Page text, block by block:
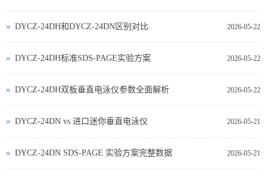
2026-05-22
DYCZ-24DH和DYCZ-24DN区别对比
2026-05-22
DYCZ-24DH标准SDS-PAGE实验方案
2026-05-22
DYCZ-24DH双板垂直电泳仪参数全面解析
2026-05-21
DYCZ‑24DN vs 进口迷你垂直电泳仪
2026-05-21
DYCZ‑24DN SDS‑PAGE 实验方案完整数据